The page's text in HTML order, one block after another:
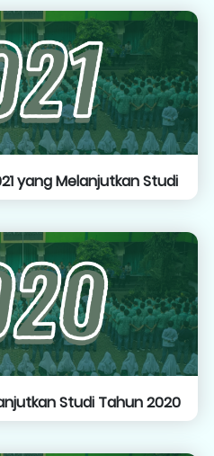
yang Melanjutkan Studi
Studi Tahun 2020